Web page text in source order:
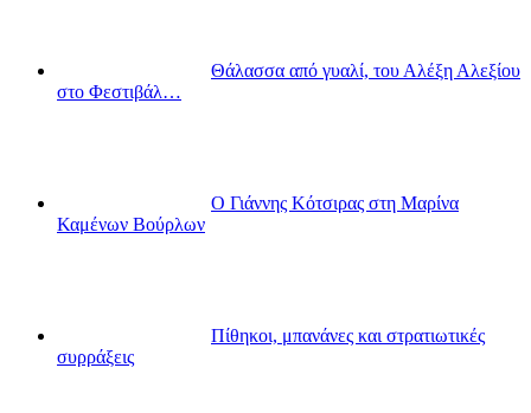
Θάλασσα από γυαλί, του Αλέξη Αλεξίου
στο Φεστιβάλ…
Ο Γιάννης Κότσιρας στη Μαρίνα
Καμένων Βούρλων
Πίθηκοι, μπανάνες και στρατιωτικές
συρράξεις